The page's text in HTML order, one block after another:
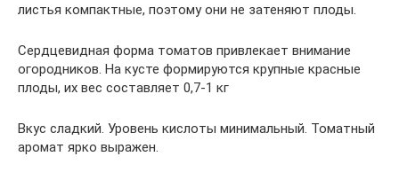
листья компактные, поэтому они не затеняют плоды.
Сердцевидная форма томатов привлекает внимание
огородников. На кусте формируются крупные красные
плоды, их вес составляет 0,7-1 кг
Вкус сладкий. Уровень кислоты минимальный. Томатный
аромат ярко выражен.